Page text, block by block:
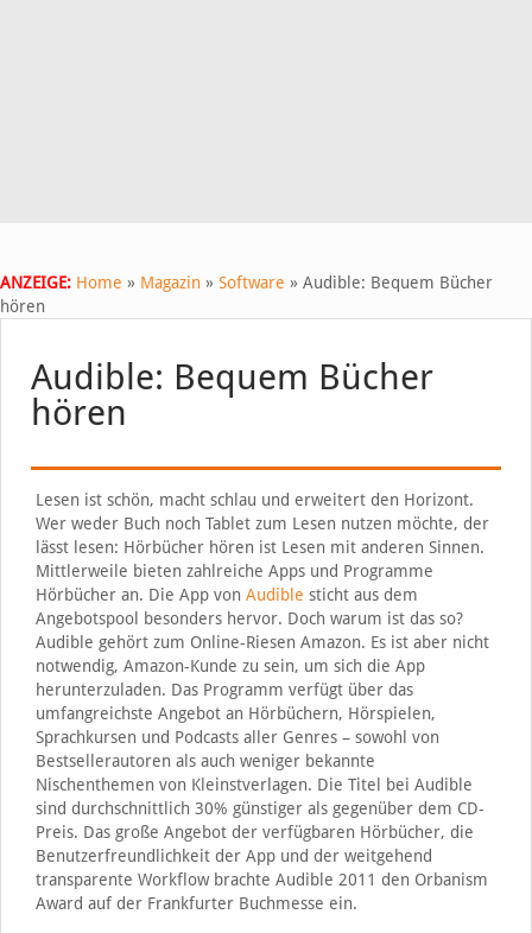
ANZEIGE: Home » Magazin » Software » Audible: Bequem Bücher
hören
Audible: Bequem Bücher
hören
Lesen ist schön, macht schlau und erweitert den Horizont.
Wer weder Buch noch Tablet zum Lesen nutzen möchte, der
lässt lesen: Hörbücher hören ist Lesen mit anderen Sinnen.
Mittlerweile bieten zahlreiche Apps und Programme
Hörbücher an. Die App von Audible sticht aus dem
Angebotspool besonders hervor. Doch warum ist das so?
Audible gehört zum Online-Riesen Amazon. Es ist aber nicht
notwendig, Amazon-Kunde zu sein, um sich die App
herunterzuladen. Das Programm verfügt über das
umfangreichste Angebot an Hörbüchern, Hörspielen,
Sprachkursen und Podcasts aller Genres – sowohl von
Bestsellerautoren als auch weniger bekannte
Nischenthemen von Kleinstverlagen. Die Titel bei Audible
sind durchschnittlich 30% günstiger als gegenüber dem CD-
Preis. Das große Angebot der verfügbaren Hörbücher, die
Benutzerfreundlichkeit der App und der weitgehend
transparente Workflow brachte Audible 2011 den Orbanism
Award auf der Frankfurter Buchmesse ein.